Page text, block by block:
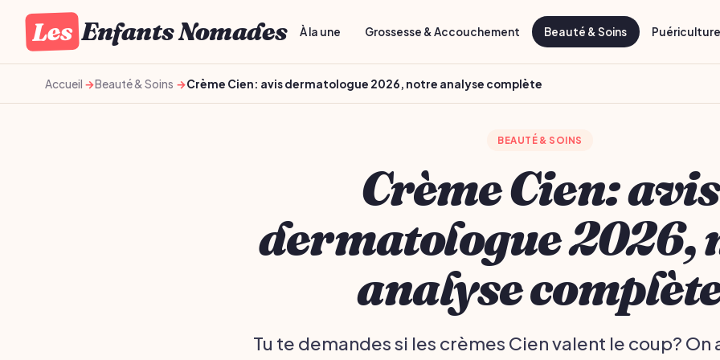
Les Enfants Nomades À la une Grossesse & Accouchement Beauté & Soins
Accueil Beauté & Soins Crème Cien: avis dermatologue 2026, notre analyse complète
BEAUTÉ & SOINS
Crème Cien: avis
dermatologue 2026,
analyse
Tu te demandes si les crèmes Cien valent le coup? On